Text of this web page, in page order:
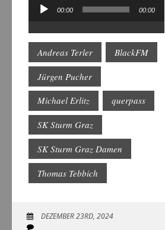
Audio-
00:00 00:00
Andreas Terler BlackFM
Jürgen Pucher
Michael Erlitz querpass
SK Sturm Graz
SK Sturm Graz Damen
Thomas Tebbich
DEZEMBER 23RD, 2024